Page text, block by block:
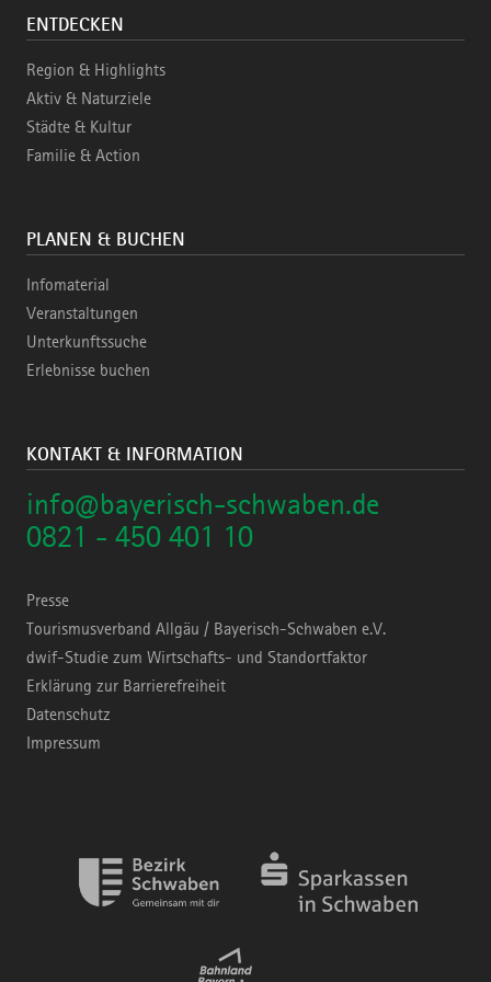
ENTDECKEN
Region & Highlights
Aktiv & Naturziele
Städte & Kultur
Familie & Action
PLANEN & BUCHEN
Infomaterial
Veranstaltungen
Unterkunftssuche
Erlebnisse buchen
KONTAKT & INFORMATION
info@bayerisch-schwaben.de
0821 - 450 401 10
Presse
Tourismusverband Allgäu / Bayerisch-Schwaben e.V.
dwif-Studie zum Wirtschafts- und Standortfaktor
Erklärung zur Barrierefreiheit
Datenschutz
Impressum